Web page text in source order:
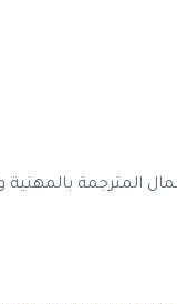
بالمهنية